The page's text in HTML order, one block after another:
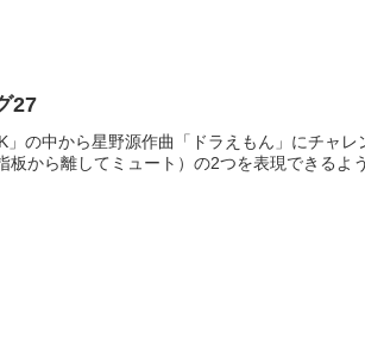
27
の中から星野源作曲「ドラえもん」にチャレ
から離してミュート）の2つを表現できるよ